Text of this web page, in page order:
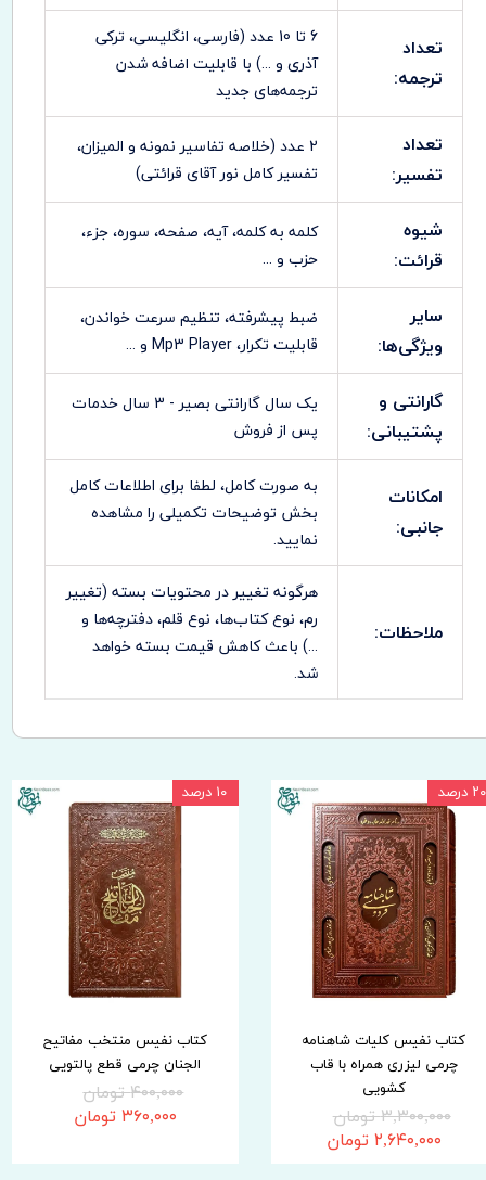
تعداد
ترجمه:
6 تا 10 عدد (فارسی، انگلیسی، ترکی
آذری و ...) با قابلیت اضافه شدن
ترجمه‌های جدید
تعداد
تفسیر:
2 عدد (خلاصه تفاسیر نمونه و المیزان،
تفسیر کامل نور آقای قرائتی)
شیوه
قرائت:
کلمه به کلمه، آیه، صفحه، سوره، جزء،
حزب و ...
سایر
ویژگی‌ها:
ضبط پيشرفته، تنظيم سرعت خواندن،
قابليت تکرار، Mp3 Player و ...
گارانتی و
پشتیبانی:
یک سال گارانتی بصیر - 3 سال خدمات
پس از فروش
امکانات
جانبی:
به صورت کامل، لطفا برای اطلاعات کامل
بخش توضیحات تکمیلی را مشاهده
نمایید.
ملاحظات:
هرگونه تغییر در محتویات بسته (تغییر
رم، نوع کتاب‌ها، نوع قلم، دفترچه‌ها و
...) باعث کاهش قیمت بسته خواهد
شد.
کتاب نفیس کلیات شاهنامه
چرمی لیزری همراه با قاب
کشویی
۳,۳۰۰,۰۰۰ تومان
۲,۶۴۰,۰۰۰ تومان
۲۰ درصد
کتاب نفیس منتخب مفاتیح
الجنان چرمی قطع پالتویی
۴۰۰,۰۰۰ تومان
۳۶۰,۰۰۰ تومان
۱۰ درصد